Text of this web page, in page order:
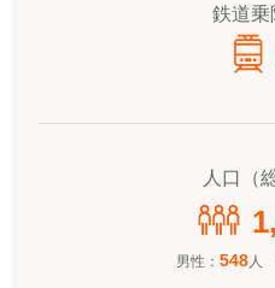
鉄道乗
人口（
男性： 548人